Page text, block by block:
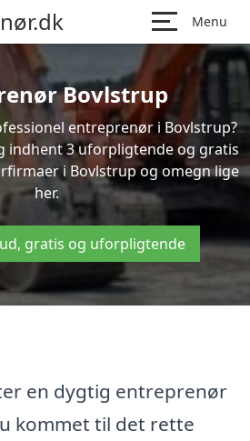
Menu
Bovlstrup
entreprenør i Bovlstrup?
indhent 3 uforpligtende og gratis
i Bovlstrup og omegn lige
her.
gratis og uforpligtende
en dygtig entreprenør
kommet til det rette